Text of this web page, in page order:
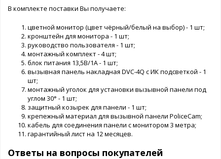
В комплекте поставки Вы получаете:
цветной монитор (цвет чёрный/белый на выбор) - 1 шт;
кронштейн для монитора - 1 шт;
руководство пользователя - 1 шт;
монтажный комплект - 4 шт;
блок питания 13,5В/1А - 1 шт;
вызывная панель накладная DVC-4Q с ИК подсветкой - 1
шт;
монтажный уголок для установки вызывной панели под
углом 30° - 1 шт;
защитный козырек для панели - 1 шт;
крепежный материал для вызывной панели PoliceCam;
кабель для соединения панели с монитором 3 метра;
гарантийный лист на 12 месяцев.
Ответы на вопросы покупателей